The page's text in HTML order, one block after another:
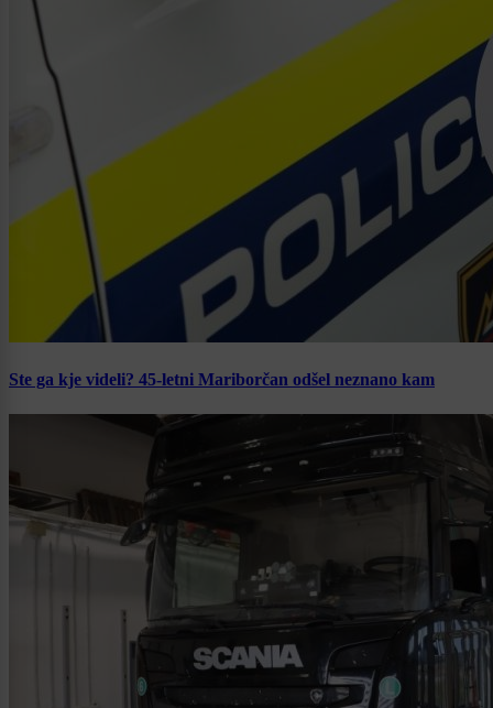
Ste ga kje videli? 45-letni Mariborčan odšel neznano kam